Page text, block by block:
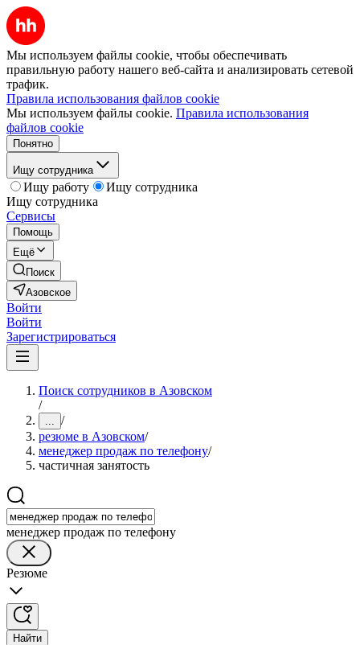
Мы используем файлы cookie, чтобы обеспечивать
правильную работу нашего веб-сайта и анализировать сетевой
трафик.
Правила использования файлов cookie
Мы используем файлы cookie. Правила использования
файлов cookie
Понятно
Ищу сотрудника
Ищу работу
Ищу сотрудника
Ищу сотрудника
Сервисы
Помощь
Ещё
Поиск
Азовское
Войти
Войти
Зарегистрироваться
Поиск сотрудников в Азовском
/
... /
резюме в Азовском/
менеджер продаж по телефону/
частичная занятость
менеджер продаж по телефону
Резюме
Найти